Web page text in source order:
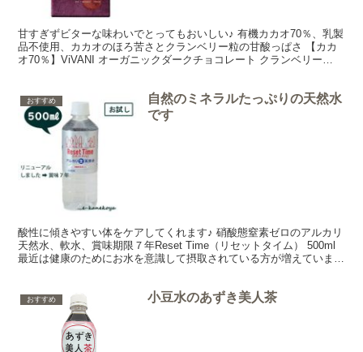
甘すぎずビターな味わいでとってもおいしい♪ 有機カカオ70％、乳製
品不使用、カカオのほろ苦さとクランベリー粒の甘酸っぱさ 【カカ
オ70％】ViVANI オーガニックダークチョコレート クランベリー
おすすめ
自然のミネラルたっぷりの天然水
です
酸性に傾きやすい体をケアしてくれます♪ 硝酸態窒素ゼロのアルカリ
天然水、軟水、賞味期限７年Reset Time（リセットタイム） 500ml
最近は健康のためにお水を意識して摂取されている方が増えています
おすすめ 小豆水のあずき美人茶